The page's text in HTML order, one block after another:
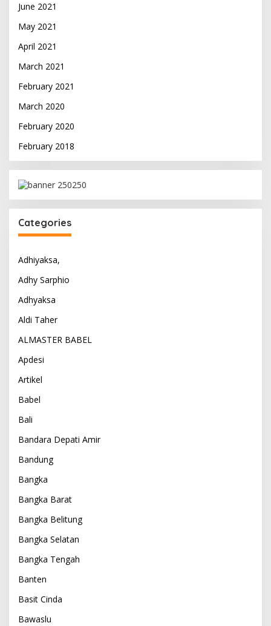
June 2021
May 2021
April 2021
March 2021
February 2021
March 2020
February 2020
February 2018
Categories
Adhiyaksa,
Adhy Sarphio
Adhyaksa
Aldi Taher
ALMASTER BABEL
Apdesi
Artikel
Babel
Bali
Bandara Depati Amir
Bandung
Bangka
Bangka Barat
Bangka Belitung
Bangka Selatan
Bangka Tengah
Banten
Basit Cinda
Bawaslu